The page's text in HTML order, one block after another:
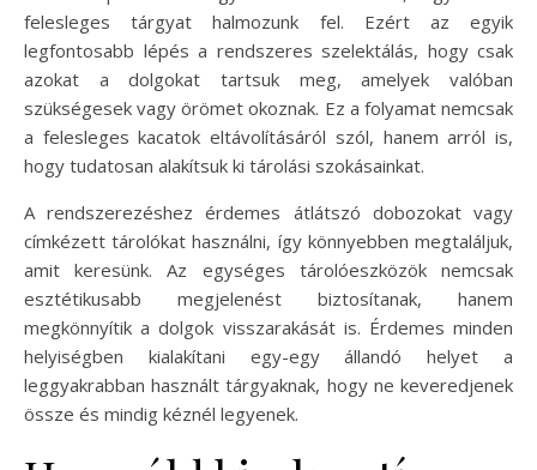
felesleges tárgyat halmozunk fel. Ezért az egyik
legfontosabb lépés a rendszeres szelektálás, hogy csak
azokat a dolgokat tartsuk meg, amelyek valóban
szükségesek vagy örömet okoznak. Ez a folyamat nemcsak
a felesleges kacatok eltávolításáról szól, hanem arról is,
hogy tudatosan alakítsuk ki tárolási szokásainkat.
A rendszerezéshez érdemes átlátszó dobozokat vagy
címkézett tárolókat használni, így könnyebben megtaláljuk,
amit keresünk. Az egységes tárolóeszközök nemcsak
esztétikusabb megjelenést biztosítanak, hanem
megkönnyítik a dolgok visszarakását is. Érdemes minden
helyiségben kialakítani egy-egy állandó helyet a
leggyakrabban használt tárgyaknak, hogy ne keveredjenek
össze és mindig kéznél legyenek.